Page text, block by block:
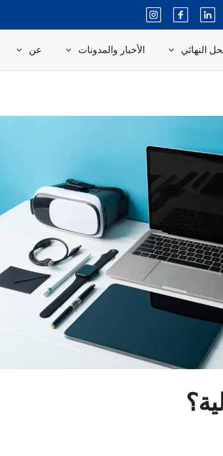
النهائي الأخبار والمدونات عن